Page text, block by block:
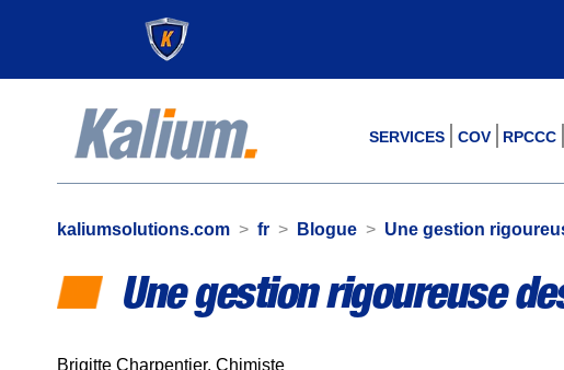
SERVICES COV RPCCC
kaliumsolutions.com > fr > Blogue > Une gestion
Une gestion rigoureuse
Brigitte Charpentier, Chimiste